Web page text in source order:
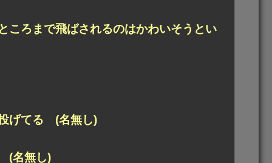
ころまで飛ばされるのはかわいそうとい
げてる (名無し)
(名無し)